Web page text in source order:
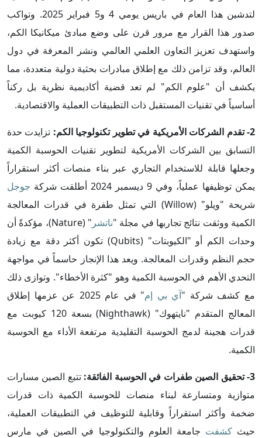
لتدشين هذا العام في باريس يومي 4 و5 فبراير 2025. وتواكب
صدور هذا القرار مع مرور قرن على وضع مبادئ ميكانيكا الكم،
واستهدف تعزيز التعاون العلمي العالمي ونشر المعرفة في دول
العالم، وقد تزامن ذلك مع إطلاق مبادرات بحثية دولية متعددة، مما
يكشف أن "علوم الكم" لم تعد قضية أكاديمية نظرية بل ركناً
أساسياً في تقنيات المستقبل ذات التطبيقات العملية والاقتصادية.
2- تقدم الشركات الأمريكية في تطوير تكنولوجيا الكم:
تزايدت حدة
التسابق بين الشركات الأمريكية لتطوير تقنيات الحوسبة الكمية
وجعلها قابلة للاستخدام التجاري عبر بناء منصات أكثر استقراراً
يمكن توظيفها عملياً، وفي 9 ديسمبر 2024 أطلقت شركة
جوجل
شريحة "ويلو" (Willow) التي تمثل طفرة في قدرات المعالجة
الكمية ووثقت نتائج تجاربها في مجلة "ناتشر
" (Nature)، مؤكدةً أن
وحدات الكم أو "الكيوبتات" (Qubits) تكون أكثر دقة مع زيادة
حجم النظم وقدرات المعالجة. ويعد هذا الإنجاز حاسماً في مواجهة
التحدي الأهم في الحوسبة الكمية وهو "كثرة الأخطاء". وتوازى ذلك
مع كشف شركة "آي بي إم
" في عام 2025 عن عزمها إطلاق
المعالج المتقدم "نايتهوك" (Nighthawk) بسعة 120 كيوبت مع
قدرات هجينة لدمج الحوسبة التقليدية مرتفعة الأداء مع الحوسبة
الكمية.
3- تحقيق الصين طفرات في الحوسبة الفائقة:
تتبع الصين مسارات
متوازية ومتسارعة لبناء منصات للحوسبة الكمية ذات قدرات
ضخمة وأكثر استقراراً وقابلية للتوظيف في التطبيقات العملية،
حيثكشفت جامعة العلوم والتكنولوجيا في الصين في مارس